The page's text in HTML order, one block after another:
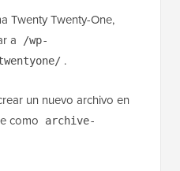
Twenty Twenty-One,
a
/wp-
.
un nuevo archivo en
como
archive-